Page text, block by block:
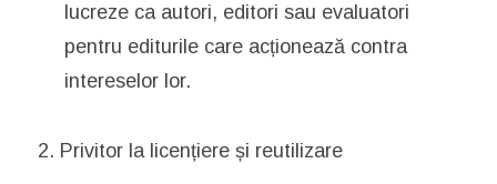
lucreze ca autori, editori sau evaluatori
pentru editurile care acționează contra
intereselor lor.
2. Privitor la licențiere și reutilizare